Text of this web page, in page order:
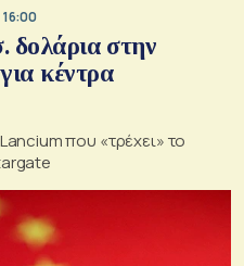
δολάρια στην
κέντρα
που «τρέχει» το